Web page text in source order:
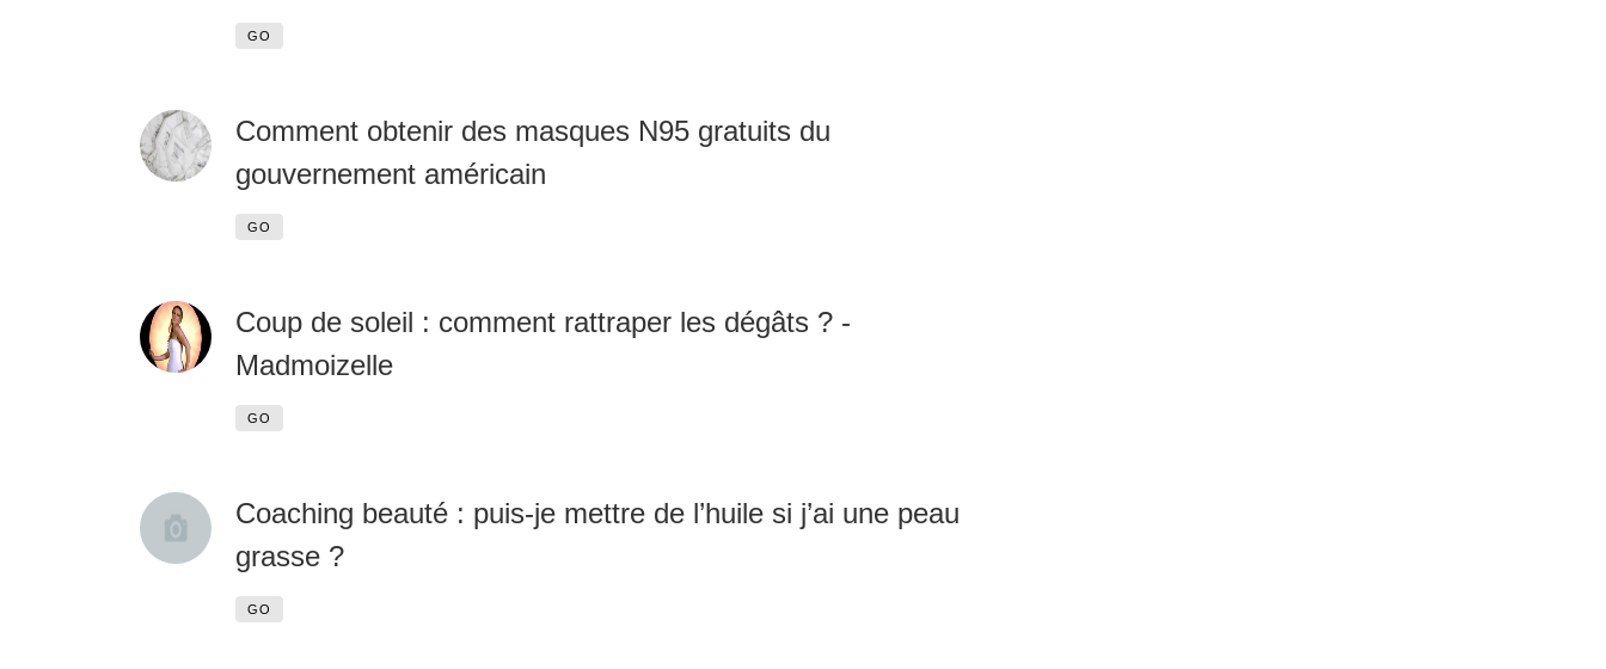
GO
Comment obtenir des masques N95 gratuits du
gouvernement américain
GO
Coup de soleil : comment rattraper les dégâts ? -
Madmoizelle
GO
Coaching beauté : puis-je mettre de l’huile si j’ai une peau
grasse ?
GO